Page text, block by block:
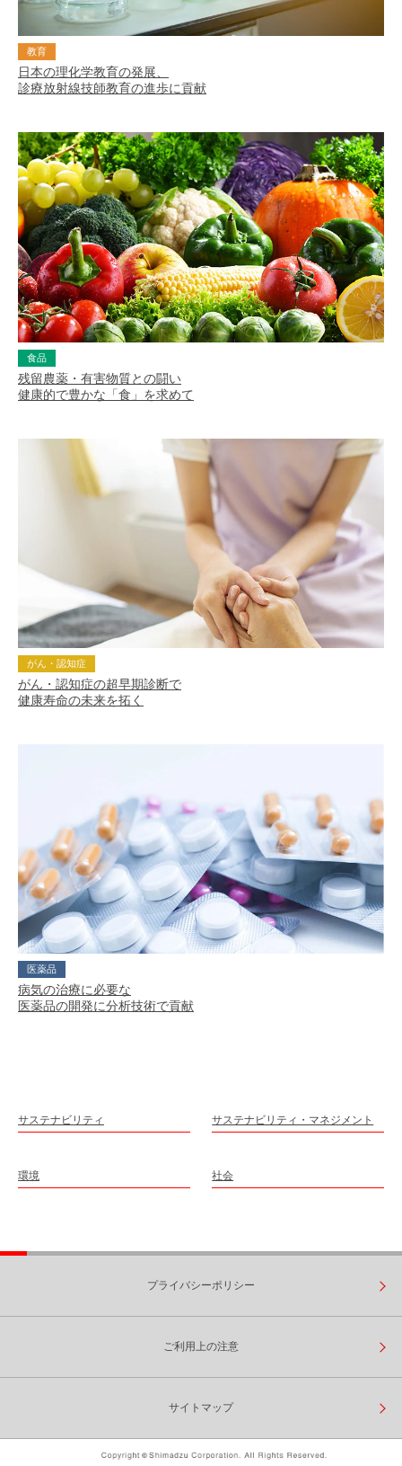
教育
日本の理化学教育の発展、
診療放射線技師教育の進歩に貢献
食品
残留農薬・有害物質との闘い
健康的で豊かな「食」を求めて
がん・認知症
がん・認知症の超早期診断で
健康寿命の未来を拓く
医薬品
病気の治療に必要な
医薬品の開発に分析技術で貢献
サステナビリティ
環境
サステナビリティ・マネジメント
社会
プライバシーポリシー
ご利用上の注意
サイトマップ